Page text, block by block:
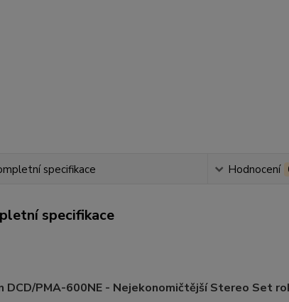
specifikace Hodnocení
specifikace
DCD/PMA-600NE - Nejekonomičtější Stereo Set